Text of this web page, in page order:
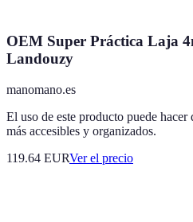
OEM Super Práctica Laja
Landouzy
manomano.es
El uso de este producto puede hacer
más accesibles y organizados.
119.64 EURVer el precio